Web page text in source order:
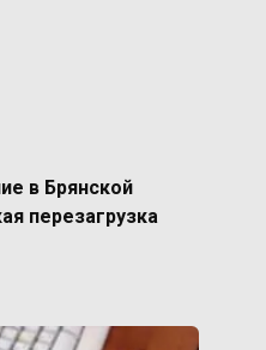
в Брянской
перезагрузка